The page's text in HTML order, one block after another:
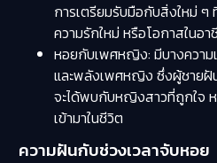
การเตรียมรับมือกับสิ่งใหม่ ๆ
ความรักใหม่ หรือโอกาสในอ
หอยกับเพศหญิง: มีบางความ
และพลังเพศหญิง ซึ่งผู้ชายฝั
จะได้พบกับหญิงสาวที่ถูกใจ ห
เข้ามาในชีวิต
ความฝันกับช่วงเวลาจับหอย